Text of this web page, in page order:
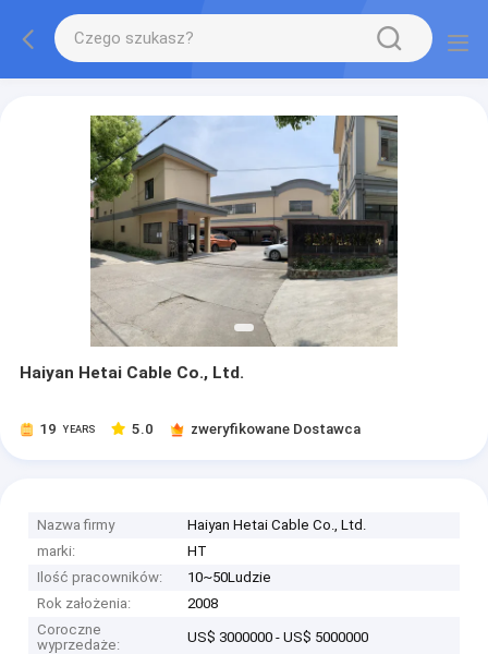
Haiyan Hetai Cable Co., Ltd.
19 YEARS 5.0 zweryfikowane Dostawca
Nazwa firmy
Haiyan Hetai Cable Co., Ltd.
marki:
HT
Ilość pracowników:
10~50Ludzie
Rok założenia:
2008
Coroczne
wyprzedaże:
US$ 3000000 - US$ 5000000